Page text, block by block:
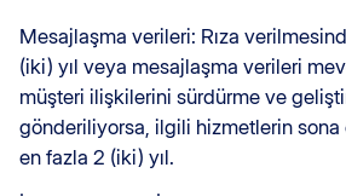
Mesajlaşma verileri: Rıza
(iki) yıl veya mesajlaşma verileri
müşteri ilişkilerini sürdürme ve
gönderiliyorsa, ilgili hizmetlerin sona
en fazla 2 (iki) yıl.